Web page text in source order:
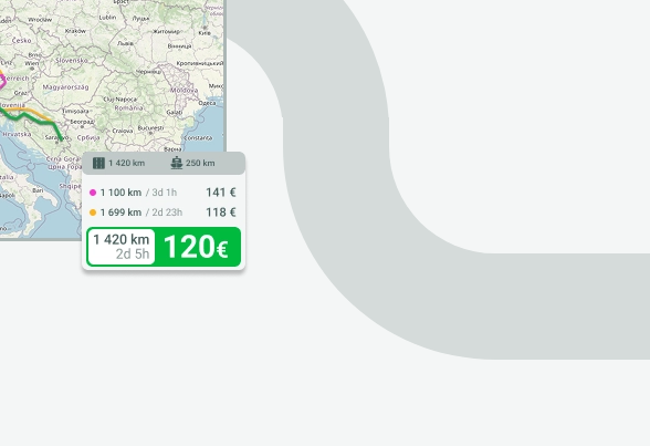
Способы оплаты
Новости
Очереди на границах
Справка